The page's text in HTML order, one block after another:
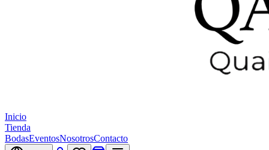
Inicio
Tienda
BodasEventosNosotrosContacto